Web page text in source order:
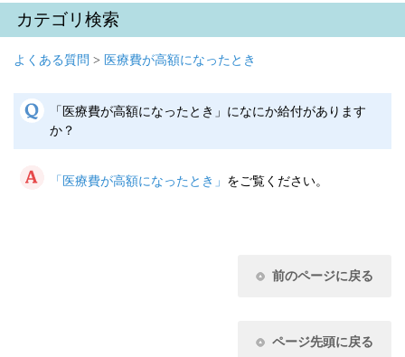
カテゴリ検索
よくある質問 > 医療費が高額になったとき
「医療費が高額になったとき」になにか給付があります
か？
「医療費が高額になったとき」 をご覧ください。
前のページに戻る
ページ先頭に戻る